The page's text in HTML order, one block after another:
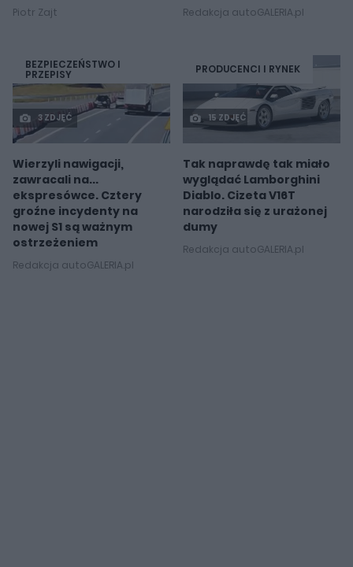
Piotr Zajt Redakcja autoGALERIA.pl
BEZPIECZEŃSTWO I
PRZEPISY
3 ZDJĘĆ
Wierzyli nawigacji,
zawracali na...
ekspresówce. Cztery
groźne incydenty na
nowej S1 są ważnym
ostrzeżeniem
Redakcja autoGALERIA.pl
PRODUCENCI I RYNEK
15 ZDJĘĆ
Tak naprawdę tak miało
wyglądać Lamborghini
Diablo. Cizeta V16T
narodziła się z urażonej
dumy
Redakcja autoGALERIA.pl